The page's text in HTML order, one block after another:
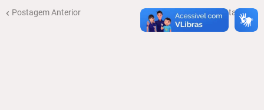
Postagem Anterior Próxima Postagem